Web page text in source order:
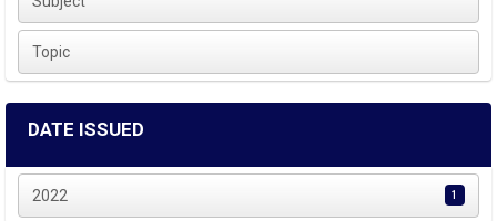
Topic
DATE ISSUED
2022 1